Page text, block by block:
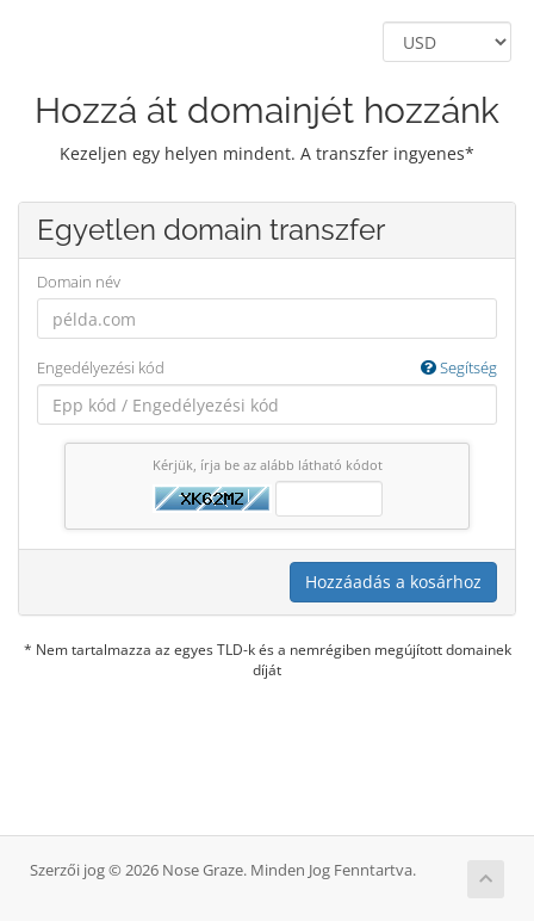
Hozzá át domainjét hozzánk
Kezeljen egy helyen mindent. A transzfer ingyenes*
Egyetlen domain transzfer
Domain név
Engedélyezési kód Segítség
Kérjük, írja be az alább látható kódot
Hozzáadás a kosárhoz
* Nem tartalmazza az egyes TLD-k és a nemrégiben megújított domainek
díját
Szerzői jog © 2026 Nose Graze. Minden Jog Fenntartva.